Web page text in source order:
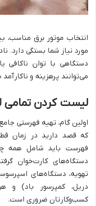
انتخاب موتور برق
مورد نیاز شما بستگی دارد.
دستگاهی با توان
می‌توانند پرهزینه و ناکارآمد
لیست کردن تمامی
اولین گام، تهیه فهرستی
که قصد دارید در زمان
فهرست باید شامل همه
دستگاه‌های کارت‌خوان
تهویه، دستگاه‌های
دریل، کمپرسور باد) و
کسب‌وکارتان ضروری است.